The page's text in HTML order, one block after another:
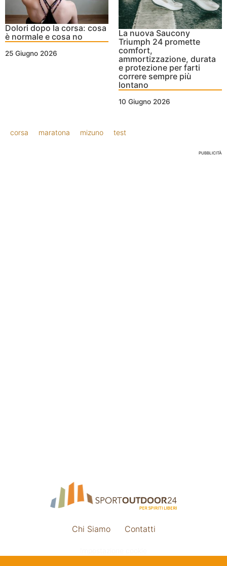
Dolori dopo la corsa: cosa
è normale e cosa no
25 Giugno 2026
La nuova Saucony
Triumph 24 promette
comfort,
ammortizzazione, durata
e protezione per farti
correre sempre più
lontano
10 Giugno 2026
corsa maratona mizuno test
PUBBLICITÀ
Chi Siamo Contatti